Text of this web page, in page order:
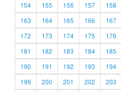
154
155 156 157 158
163
164 165 166 167
172
173 174 175 176
181
182 183 184 185
190
191 192 193 194
199
200 201 202 203